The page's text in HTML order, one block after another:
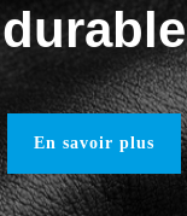
durable
En savoir plus